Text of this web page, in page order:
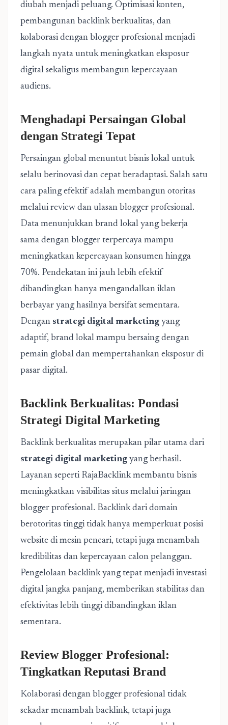
diubah menjadi peluang. Optimisasi konten,
pembangunan backlink berkualitas, dan
kolaborasi dengan blogger profesional menjadi
langkah nyata untuk meningkatkan eksposur
digital sekaligus membangun kepercayaan
audiens.
Menghadapi Persaingan Global
dengan Strategi Tepat
Persaingan global menuntut bisnis lokal untuk
selalu berinovasi dan cepat beradaptasi. Salah satu
cara paling efektif adalah membangun otoritas
melalui review dan ulasan blogger profesional.
Data menunjukkan brand lokal yang bekerja
sama dengan blogger terpercaya mampu
meningkatkan kepercayaan konsumen hingga
70%. Pendekatan ini jauh lebih efektif
dibandingkan hanya mengandalkan iklan
berbayar yang hasilnya bersifat sementara.
Dengan strategi digital marketing yang
adaptif, brand lokal mampu bersaing dengan
pemain global dan mempertahankan eksposur di
pasar digital.
Backlink Berkualitas: Pondasi
Strategi Digital Marketing
Backlink berkualitas merupakan pilar utama dari
strategi digital marketing yang berhasil.
Layanan seperti RajaBacklink membantu bisnis
meningkatkan visibilitas situs melalui jaringan
blogger profesional. Backlink dari domain
berotoritas tinggi tidak hanya memperkuat posisi
website di mesin pencari, tetapi juga menambah
kredibilitas dan kepercayaan calon pelanggan.
Pengelolaan backlink yang tepat menjadi investasi
digital jangka panjang, memberikan stabilitas dan
efektivitas lebih tinggi dibandingkan iklan
sementara.
Review Blogger Profesional:
Tingkatkan Reputasi Brand
Kolaborasi dengan blogger profesional tidak
sekadar menambah backlink, tetapi juga